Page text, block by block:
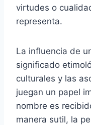
virtudes o
representa.
La influencia de
significado
culturales y las
juegan un papel
nombre es
manera sutil, la